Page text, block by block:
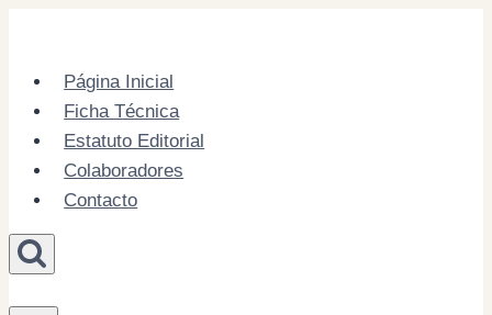
contentPágina Inicial
Ficha Técnica
Estatuto Editorial
Colaboradores
Contacto